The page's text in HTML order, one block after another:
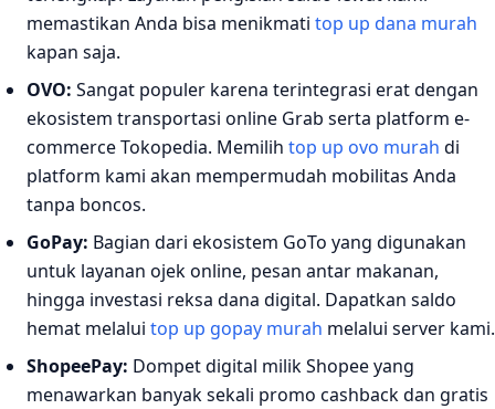
memastikan Anda bisa menikmati top up dana murah
kapan saja.
OVO: Sangat populer karena terintegrasi erat dengan
ekosistem transportasi online Grab serta platform e-
commerce Tokopedia. Memilih top up ovo murah di
platform kami akan mempermudah mobilitas Anda
tanpa boncos.
GoPay: Bagian dari ekosistem GoTo yang digunakan
untuk layanan ojek online, pesan antar makanan,
hingga investasi reksa dana digital. Dapatkan saldo
hemat melalui top up gopay murah melalui server kami.
ShopeePay: Dompet digital milik Shopee yang
menawarkan banyak sekali promo cashback dan gratis